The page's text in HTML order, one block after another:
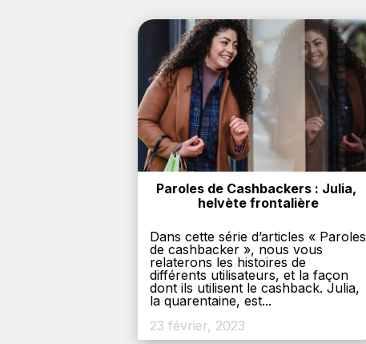
Paroles de Cashbackers : Julia,
helvète frontalière
Dans cette série d’articles « Paroles
de cashbacker », nous vous
relaterons les histoires de
différents utilisateurs, et la façon
dont ils utilisent le cashback. Julia,
la quarentaine, est...
23 février, 2023